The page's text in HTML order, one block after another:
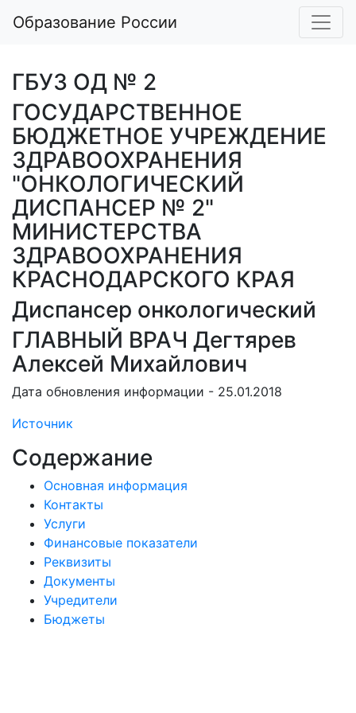
Образование России
ГБУЗ ОД № 2
ГОСУДАРСТВЕННОЕ
БЮДЖЕТНОЕ УЧРЕЖДЕНИЕ
ЗДРАВООХРАНЕНИЯ
"ОНКОЛОГИЧЕСКИЙ
ДИСПАНСЕР № 2"
МИНИСТЕРСТВА
ЗДРАВООХРАНЕНИЯ
КРАСНОДАРСКОГО КРАЯ
Диспансер онкологический
ГЛАВНЫЙ ВРАЧ Дегтярев
Алексей Михайлович
Дата обновления информации - 25.01.2018
Источник
Содержание
Основная информация
Контакты
Услуги
Финансовые показатели
Реквизиты
Документы
Учредители
Бюджеты